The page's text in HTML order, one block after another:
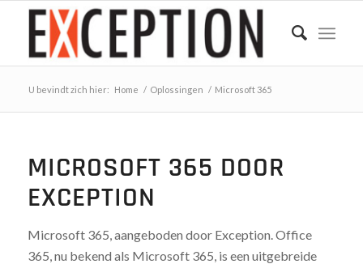
U bevindt zich hier: Home / Oplossingen / Microsoft 365
MICROSOFT 365 DOOR
EXCEPTION
Microsoft 365, aangeboden door Exception. Office
365, nu bekend als Microsoft 365, is een uitgebreide